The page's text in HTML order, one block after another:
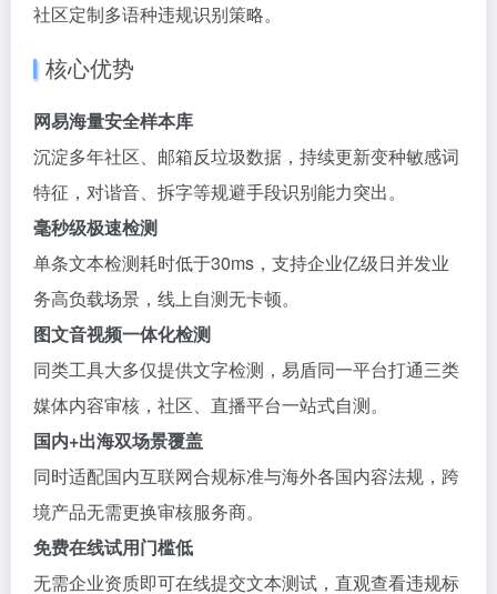
社区定制多语种违规识别策略。
核心优势
网易海量安全样本库
沉淀多年社区、邮箱反垃圾数据，持续更新变种敏感词
特征，对谐音、拆字等规避手段识别能力突出。
毫秒级极速检测
单条文本检测耗时低于30ms，支持企业亿级日并发业
务高负载场景，线上自测无卡顿。
图文音视频一体化检测
同类工具大多仅提供文字检测，易盾同一平台打通三类
媒体内容审核，社区、直播平台一站式自测。
国内+出海双场景覆盖
同时适配国内互联网合规标准与海外各国内容法规，跨
境产品无需更换审核服务商。
免费在线试用门槛低
无需企业资质即可在线提交文本测试，直观查看违规标